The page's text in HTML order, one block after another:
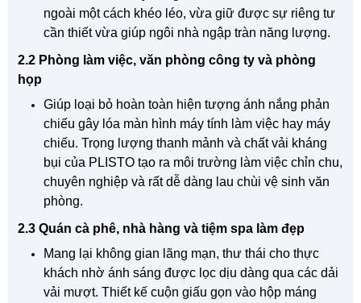
ngoài một cách khéo léo, vừa giữ được sự riêng tư
cần thiết vừa giúp ngôi nhà ngập tràn năng lượng.
2.2 Phòng làm việc, văn phòng công ty và phòng
họp
Giúp loại bỏ hoàn toàn hiện tượng ánh nắng phản
chiếu gây lóa màn hình máy tính làm việc hay máy
chiếu. Trọng lượng thanh mảnh và chất vải kháng
bụi của PLISTO tạo ra môi trường làm việc chỉn chu,
chuyên nghiệp và rất dễ dàng lau chùi vệ sinh văn
phòng.
2.3 Quán cà phê, nhà hàng và tiệm spa làm đẹp
Mang lại không gian lãng mạn, thư thái cho thực
khách nhờ ánh sáng được lọc dịu dàng qua các dải
vải mượt. Thiết kế cuộn giấu gọn vào hộp máng